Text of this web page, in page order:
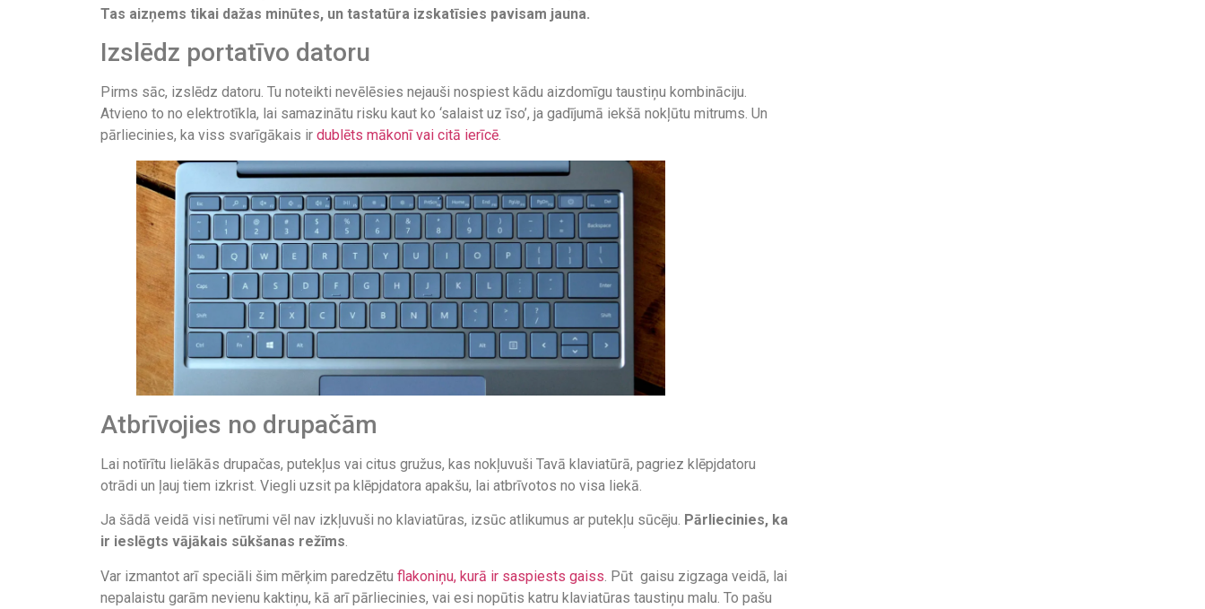
Tas aizņems tikai dažas minūtes, un tastatūra izskatīsies pavisam jauna.
Izslēdz portatīvo datoru
Pirms sāc, izslēdz datoru. Tu noteikti nevēlēsies nejauši nospiest kādu aizdomīgu taustiņu kombināciju.
Atvieno to no elektrotīkla, lai samazinātu risku kaut ko ‘salaist uz īso’, ja gadījumā iekšā nokļūtu mitrums. Un
pārliecinies, ka viss svarīgākais ir dublēts mākonī vai citā ierīcē.
Atbrīvojies no drupačām
Lai notīrītu lielākās drupačas, putekļus vai citus gružus, kas nokļuvuši Tavā klaviatūrā, pagriez klēpjdatoru
otrādi un ļauj tiem izkrist. Viegli uzsit pa klēpjdatora apakšu, lai atbrīvotos no visa liekā.
Ja šādā veidā visi netīrumi vēl nav izkļuvuši no klaviatūras, izsūc atlikumus ar putekļu sūcēju. Pārliecinies, ka
ir ieslēgts vājākais sūkšanas režīms.
Var izmantot arī speciāli šim mērķim paredzētu flakoniņu, kurā ir saspiests gaiss . Pūt gaisu zigzaga veidā, lai
nepalaistu garām nevienu kaktiņu, kā arī pārliecinies, vai esi nopūtis katru klaviatūras taustiņu malu. To pašu